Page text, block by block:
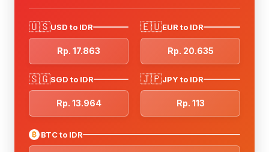
🇺🇸USD to IDR
Rp. 17.863
🇪🇺EUR to IDR
Rp. 20.635
🇸🇬SGD to IDR
Rp. 13.964
🇯🇵JPY to IDR
Rp. 113
₿ BTC to IDR